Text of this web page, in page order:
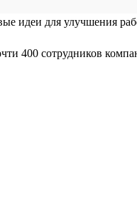
идеи для улучшения
400 сотрудников